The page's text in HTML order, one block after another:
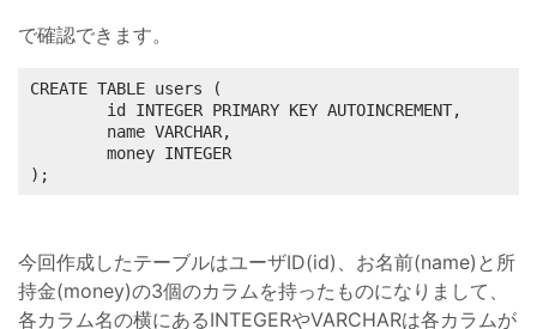
で確認できます。
CREATE TABLE users (
        id INTEGER PRIMARY KEY AUTOINCREMENT,
        name VARCHAR,
        money INTEGER
);
今回作成したテーブルはユーザID(id)、お名前(name)と所
持金(money)の3個のカラムを持ったものになりまして、
各カラム名の横にあるINTEGERやVARCHARは各カラムが